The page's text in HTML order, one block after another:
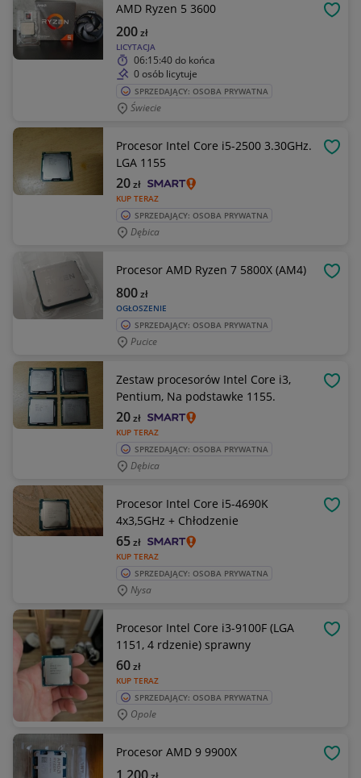
AMD Ryzen 5 3600
LICYTACJA
200zł
06:15:40do końca
0 osób licytuje
SPRZEDAJĄCY: OSOBA PRYWATNA
Świecie
Procesor Intel Core i5-2500 3.30GHz.
LGA 1155
KUP TERAZ
20zł
SPRZEDAJĄCY: OSOBA PRYWATNA
Dębica
Procesor AMD Ryzen 7 5800X (AM4)
OGŁOSZENIE
800zł
SPRZEDAJĄCY: OSOBA PRYWATNA
Pucice
Zestaw procesorów Intel Core i3,
Pentium, Na podstawke 1155.
KUP TERAZ
20zł
SPRZEDAJĄCY: OSOBA PRYWATNA
Dębica
Procesor Intel Core i5-4690K
4x3,5GHz + Chłodzenie
KUP TERAZ
65zł
SPRZEDAJĄCY: OSOBA PRYWATNA
Nysa
Procesor Intel Core i3-9100F (LGA
1151, 4 rdzenie) sprawny
KUP TERAZ
60zł
SPRZEDAJĄCY: OSOBA PRYWATNA
Opole
Procesor AMD 9 9900X